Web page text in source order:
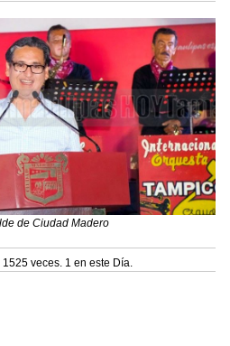
de Ciudad Madero
veces. 1 en este Día.